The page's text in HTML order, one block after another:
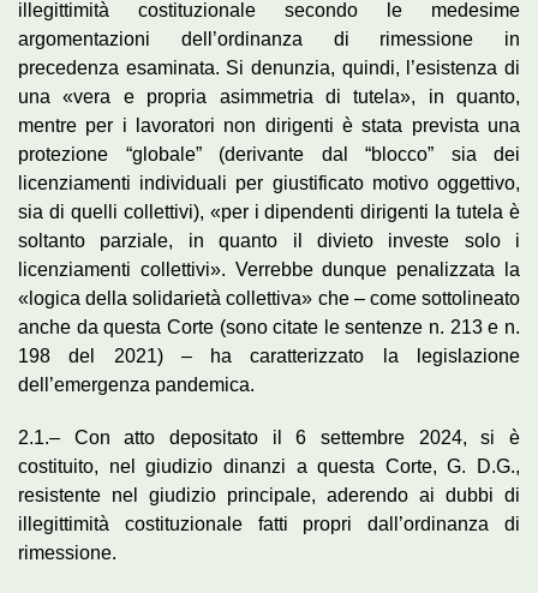
illegittimità costituzionale secondo le medesime
argomentazioni dell’ordinanza di rimessione in
precedenza esaminata. Si denunzia, quindi, l’esistenza di
una «vera e propria asimmetria di tutela», in quanto,
mentre per i lavoratori non dirigenti è stata prevista una
protezione “globale” (derivante dal “blocco” sia dei
licenziamenti individuali per giustificato motivo oggettivo,
sia di quelli collettivi), «per i dipendenti dirigenti la tutela è
soltanto parziale, in quanto il divieto investe solo i
licenziamenti collettivi». Verrebbe dunque penalizzata la
«logica della solidarietà collettiva» che – come sottolineato
anche da questa Corte (sono citate le sentenze n. 213 e n.
198 del 2021) – ha caratterizzato la legislazione
dell’emergenza pandemica.
2.1.– Con atto depositato il 6 settembre 2024, si è
costituito, nel giudizio dinanzi a questa Corte, G. D.G.,
resistente nel giudizio principale, aderendo ai dubbi di
illegittimità costituzionale fatti propri dall’ordinanza di
rimessione.